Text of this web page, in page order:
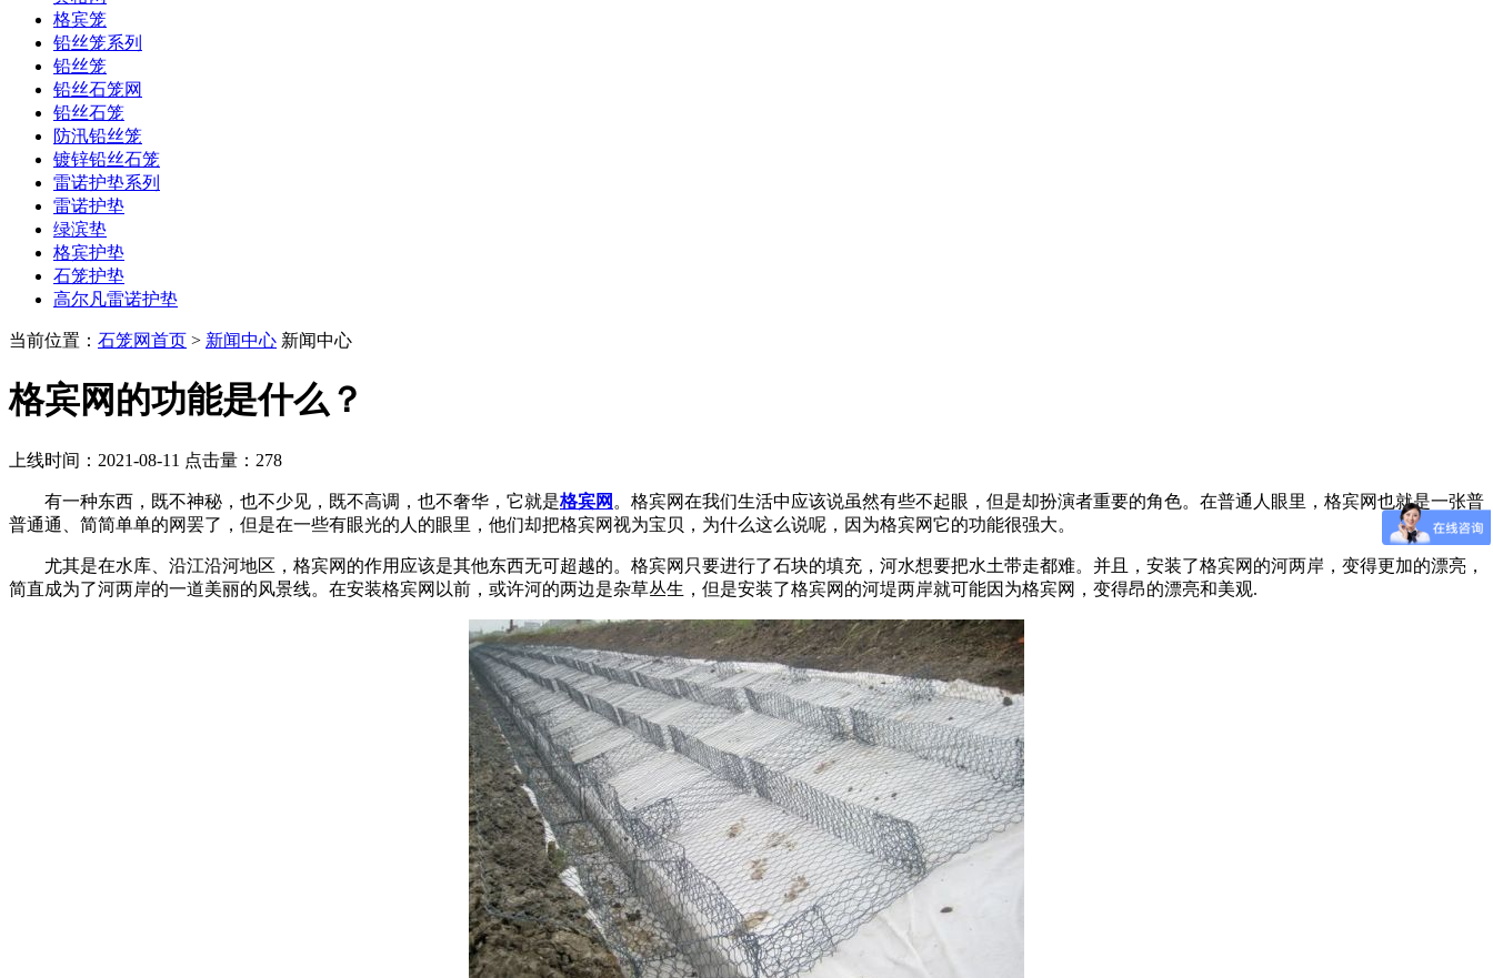
格宾笼
铅丝笼系列
铅丝笼
铅丝石笼网
铅丝石笼
防汛铅丝笼
镀锌铅丝石笼
雷诺护垫系列
雷诺护垫
绿滨垫
格宾护垫
石笼护垫
高尔凡雷诺护垫
当前位置： 石笼网首页 > 新闻中心 新闻中心
格宾网的功能是什么？
上线时间：2021-08-11 点击量： 278
有一种东西，既不神秘，也不少见，既不高调，也不奢华，它就是格宾网 。格宾网在我们生活中应该说虽然有些不起眼，但是却扮演者重要的角色。在普通人眼里，格宾网也就是一张普
普通通、简简单单的网罢了，但是在一些有眼光的人的眼里，他们却把格宾网视为宝贝，为什么这么说呢，因为格宾网它的功能很强大。
尤其是在水库、沿江沿河地区，格宾网的作用应该是其他东西无可超越的。格宾网只要进行了石块的填充，河水想要把水土带走都难。并且，安装了格宾网的河两岸，变得更加的漂亮，
简直成为了河两岸的一道美丽的风景线。在安装格宾网以前，或许河的两边是杂草丛生，但是安装了格宾网的河堤两岸就可能因为格宾网，变得昂的漂亮和美观.